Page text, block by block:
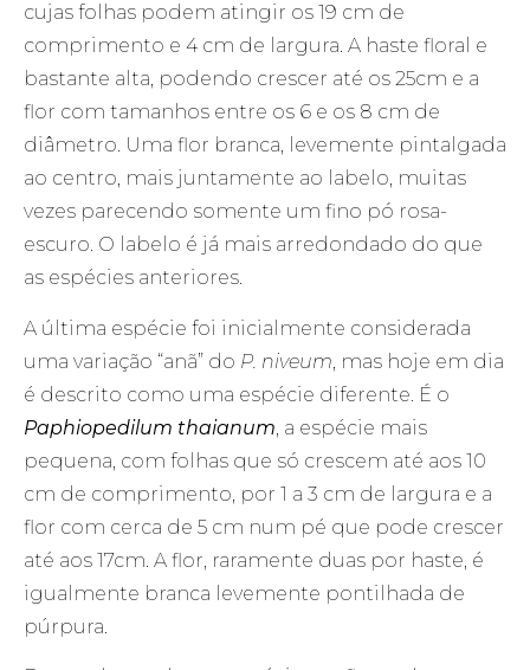
cujas folhas podem atingir os 19 cm de
comprimento e 4 cm de largura. A haste floral e
bastante alta, podendo crescer até os 25cm e a
flor com tamanhos entre os 6 e os 8 cm de
diâmetro. Uma flor branca, levemente pintalgada
ao centro, mais juntamente ao labelo, muitas
vezes parecendo somente um fino pó rosa-
escuro. O labelo é já mais arredondado do que
as espécies anteriores.
A última espécie foi inicialmente considerada
uma variação “anã” do P. niveum, mas hoje em dia
é descrito como uma espécie diferente. É o
Paphiopedilum thaianum, a espécie mais
pequena, com folhas que só crescem até aos 10
cm de comprimento, por 1 a 3 cm de largura e a
flor com cerca de 5 cm num pé que pode crescer
até aos 17cm. A flor, raramente duas por haste, é
igualmente branca levemente pontilhada de
púrpura.